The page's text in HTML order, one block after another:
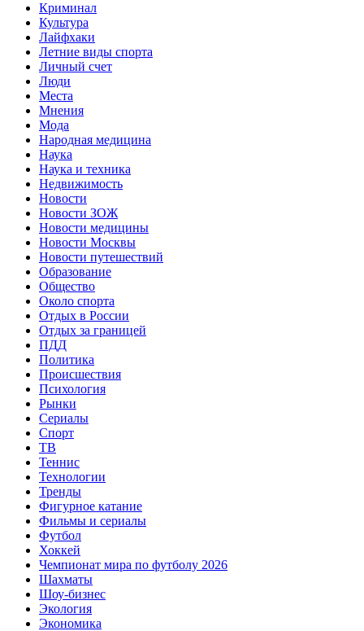
Криминал
Культура
Лайфхаки
Летние виды спорта
Личный счет
Люди
Места
Мнения
Мода
Народная медицина
Наука
Наука и техника
Недвижимость
Новости
Новости ЗОЖ
Новости медицины
Новости Москвы
Новости путешествий
Образование
Общество
Около спорта
Отдых в России
Отдых за границей
ПДД
Политика
Происшествия
Психология
Рынки
Сериалы
Спорт
ТВ
Теннис
Технологии
Тренды
Фигурное катание
Фильмы и сериалы
Футбол
Хоккей
Чемпионат мира по футболу 2026
Шахматы
Шоу-бизнес
Экология
Экономика